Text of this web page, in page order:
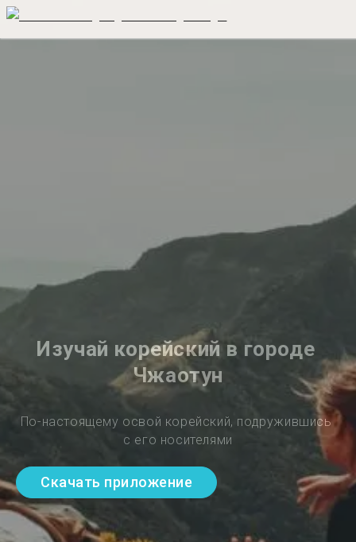
Изучай корейский в городе
Чжаотун
По-настоящему освой корейский, подружившись
с его носителями
Скачать приложение